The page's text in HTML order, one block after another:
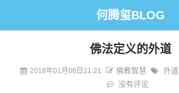
佛法定义的外道
2018年01月06日21:21 佛教智慧 外道
没有评论
何腾玺BLOG